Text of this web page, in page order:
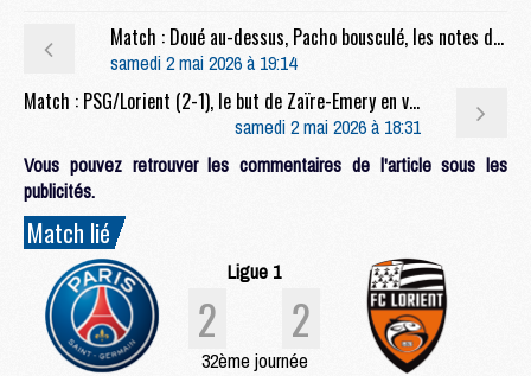
Match : Doué au-dessus, Pacho bousculé, les notes de PSG/Lorient (2-2)
samedi 2 mai 2026 à 19:14
Match : PSG/Lorient (2-1), le but de Zaïre-Emery en video
samedi 2 mai 2026 à 18:31
Vous pouvez retrouver les commentaires de l'article sous les
publicités.
Match lié
Ligue 1
2 2
32ème journée